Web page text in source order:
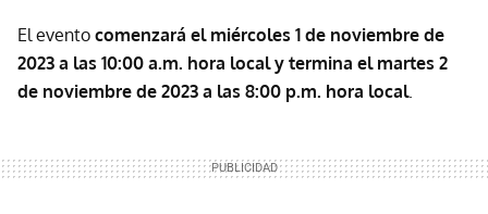
El evento comenzará el miércoles 1 de noviembre de
2023 a las 10:00 a.m. hora local y termina el martes 2
de noviembre de 2023 a las 8:00 p.m. hora local.